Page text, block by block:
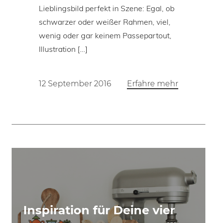
Lieblingsbild perfekt in Szene: Egal, ob
schwarzer oder weißer Rahmen, viel,
wenig oder gar keinem Passepartout,
Illustration […]
12 September 2016 Erfahre mehr
Inspiration für Deine vier